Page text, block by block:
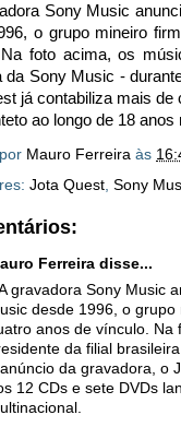
Sony Music
o grupo mineiro
foto acima, os
da Sony Music -
já contabiliza mais
ao longo de 18
Mauro Ferreira às
Jota Quest, Sony
Ferreira disse...
gravadora Sony Music
desde 1996, o
anos de vínculo. Na
da filial
da gravadora, o
12 CDs e sete DVDs